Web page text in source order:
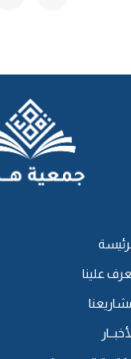
فقال له: اكتبْ، فقال:
«إن أول
في النونية:
علينا